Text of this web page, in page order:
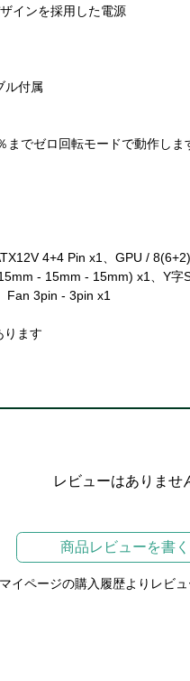
インを採用した電源
ル付属
までゼロ回転モードで動作しま
4+4 Pin x1、GPU /
- 15mm - 15mm) x1、Y
Fan 3pin - 3pin x1
ります
レビューはありませ
商品レビューを書く
マイページの購入履歴よりレビ